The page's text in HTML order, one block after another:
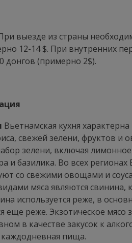
выезде из страны
12-14 $. При внутренних
донгов (примерно 2$).
Вьетнамская кухня
свежей зелени, фруктов
зелени, включая лимонное
и базилика. Во всех
со свежими овощами и
мяса являются свинина,
используется реже, в
еще реже. Экзотическое мясо
в качестве закусок к
каждодневная пища.